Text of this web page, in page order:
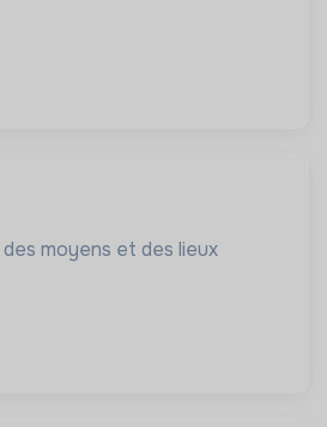
moyens et des lieux